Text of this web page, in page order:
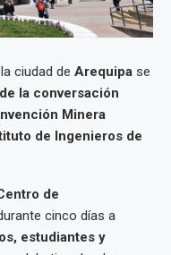
ciudad de Arequipa se
la conversación
Minera
de Ingenieros de
de
cinco días a
estudiantes y